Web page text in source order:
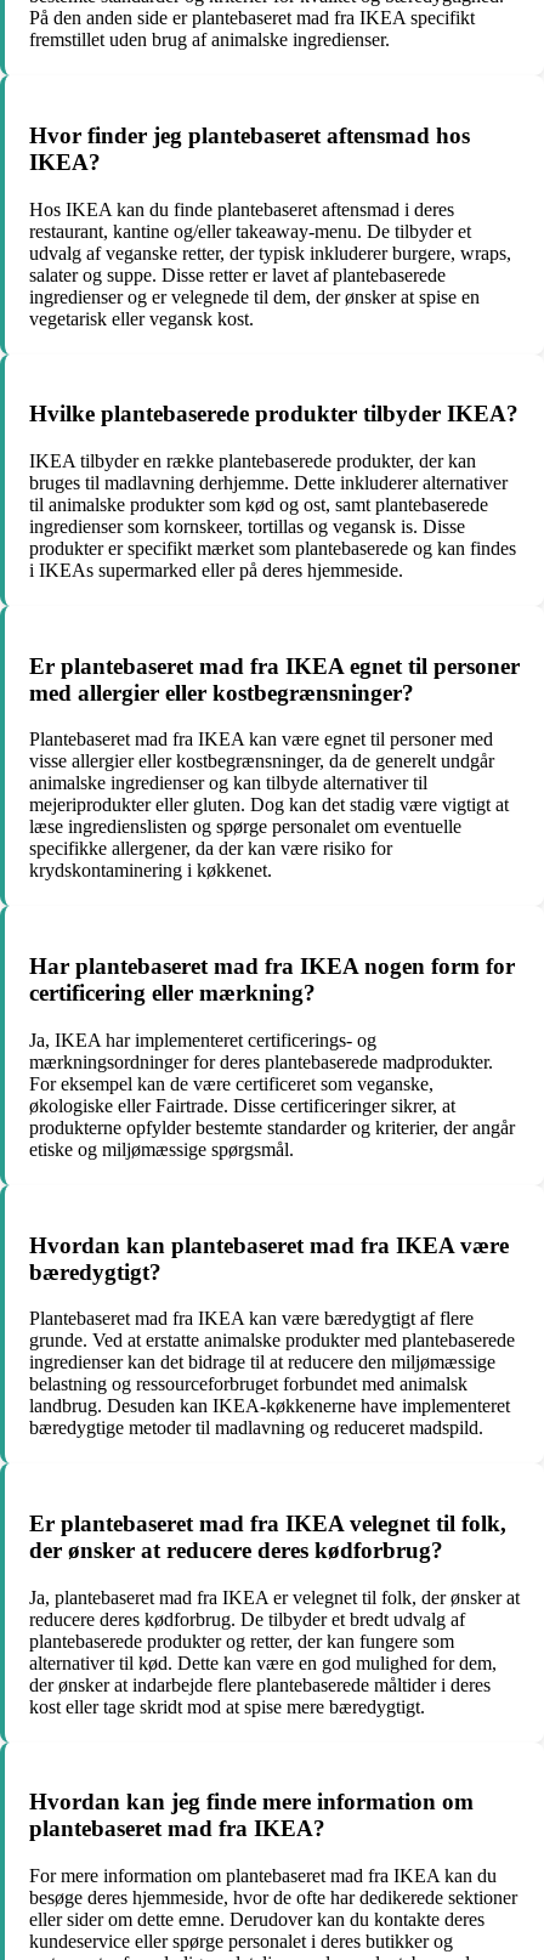
På den anden side er plantebaseret mad fra IKEA specifikt
fremstillet uden brug af animalske ingredienser.
Hvor finder jeg plantebaseret aftensmad hos
IKEA?
Hos IKEA kan du finde plantebaseret aftensmad i deres
restaurant, kantine og/eller takeaway-menu. De tilbyder et
udvalg af veganske retter, der typisk inkluderer burgere, wraps,
salater og suppe. Disse retter er lavet af plantebaserede
ingredienser og er velegnede til dem, der ønsker at spise en
vegetarisk eller vegansk kost.
Hvilke plantebaserede produkter tilbyder IKEA?
IKEA tilbyder en række plantebaserede produkter, der kan
bruges til madlavning derhjemme. Dette inkluderer alternativer
til animalske produkter som kød og ost, samt plantebaserede
ingredienser som kornskeer, tortillas og vegansk is. Disse
produkter er specifikt mærket som plantebaserede og kan findes
i IKEAs supermarked eller på deres hjemmeside.
Er plantebaseret mad fra IKEA egnet til personer
med allergier eller kostbegrænsninger?
Plantebaseret mad fra IKEA kan være egnet til personer med
visse allergier eller kostbegrænsninger, da de generelt undgår
animalske ingredienser og kan tilbyde alternativer til
mejeriprodukter eller gluten. Dog kan det stadig være vigtigt at
læse ingredienslisten og spørge personalet om eventuelle
specifikke allergener, da der kan være risiko for
krydskontaminering i køkkenet.
Har plantebaseret mad fra IKEA nogen form for
certificering eller mærkning?
Ja, IKEA har implementeret certificerings- og
mærkningsordninger for deres plantebaserede madprodukter.
For eksempel kan de være certificeret som veganske,
økologiske eller Fairtrade. Disse certificeringer sikrer, at
produkterne opfylder bestemte standarder og kriterier, der angår
etiske og miljømæssige spørgsmål.
Hvordan kan plantebaseret mad fra IKEA være
bæredygtigt?
Plantebaseret mad fra IKEA kan være bæredygtigt af flere
grunde. Ved at erstatte animalske produkter med plantebaserede
ingredienser kan det bidrage til at reducere den miljømæssige
belastning og ressourceforbruget forbundet med animalsk
landbrug. Desuden kan IKEA-køkkenerne have implementeret
bæredygtige metoder til madlavning og reduceret madspild.
Er plantebaseret mad fra IKEA velegnet til folk,
der ønsker at reducere deres kødforbrug?
Ja, plantebaseret mad fra IKEA er velegnet til folk, der ønsker at
reducere deres kødforbrug. De tilbyder et bredt udvalg af
plantebaserede produkter og retter, der kan fungere som
alternativer til kød. Dette kan være en god mulighed for dem,
der ønsker at indarbejde flere plantebaserede måltider i deres
kost eller tage skridt mod at spise mere bæredygtigt.
Hvordan kan jeg finde mere information om
plantebaseret mad fra IKEA?
For mere information om plantebaseret mad fra IKEA kan du
besøge deres hjemmeside, hvor de ofte har dedikerede sektioner
eller sider om dette emne. Derudover kan du kontakte deres
kundeservice eller spørge personalet i deres butikker og